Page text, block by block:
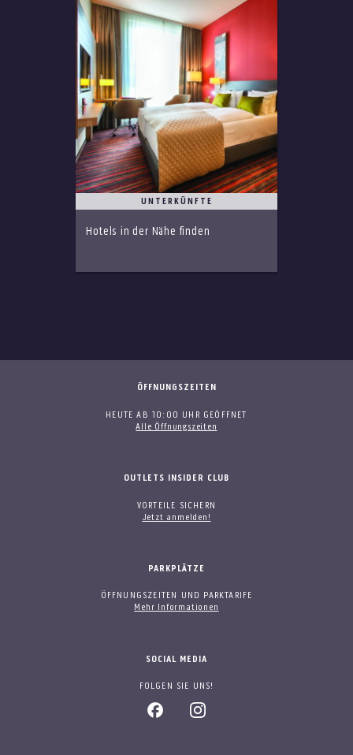
UNTERKÜNFTE
Hotels in der Nähe finden
ÖFFNUNGSZEITEN
HEUTE AB 10:00 UHR GEÖFFNET
Alle Öffnungszeiten
OUTLETS INSIDER CLUB
VORTEILE SICHERN
Jetzt anmelden!
PARKPLÄTZE
ÖFFNUNGSZEITEN UND PARKTARIFE
Mehr Informationen
SOCIAL MEDIA
FOLGEN SIE UNS!